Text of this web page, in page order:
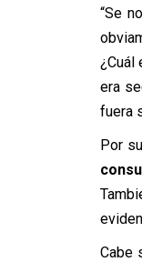
“Se
¿Cuál
era
fuera
Por
Cabe